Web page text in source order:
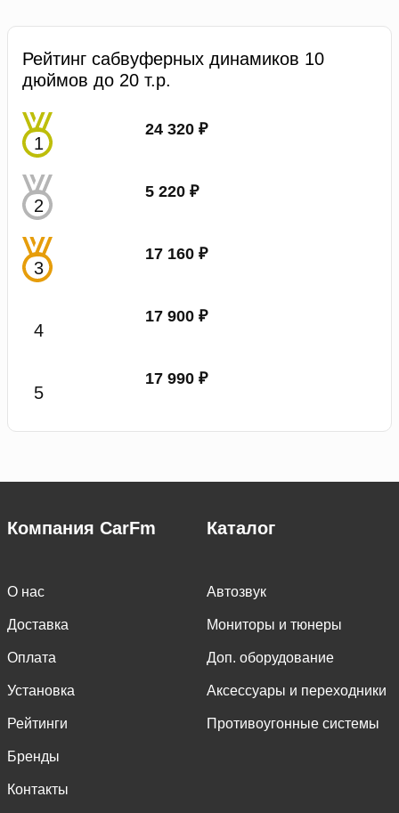
Рейтинг сабвуферных динамиков 10
дюймов до 20 т.р.
24 320 ₽
5 220 ₽
17 160 ₽
17 900 ₽
17 990 ₽
Компания CarFm
О нас
Доставка
Оплата
Установка
Рейтинги
Бренды
Контакты
Каталог
Автозвук
Мониторы и тюнеры
Доп. оборудование
Аксессуары и переходники
Противоугонные системы